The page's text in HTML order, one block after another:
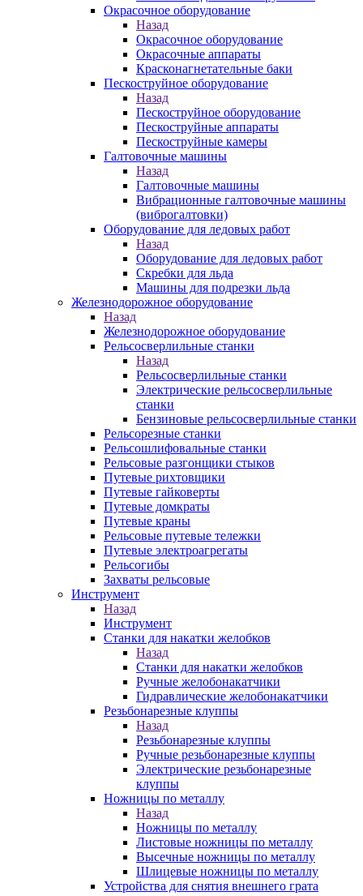
Окрасочное оборудование
Назад
Окрасочное оборудование
Окрасочные аппараты
Красконагнетательные баки
Пескоструйное оборудование
Назад
Пескоструйное оборудование
Пескоструйные аппараты
Пескоструйные камеры
Галтовочные машины
Назад
Галтовочные машины
Вибрационные галтовочные машины
(виброгалтовки)
Оборудование для ледовых работ
Назад
Оборудование для ледовых работ
Скребки для льда
Машины для подрезки льда
Железнодорожное оборудование
Назад
Железнодорожное оборудование
Рельсосверлильные станки
Назад
Рельсосверлильные станки
Электрические рельсосверлильные
станки
Бензиновые рельсосверлильные станки
Рельсорезные станки
Рельсошлифовальные станки
Рельсовые разгонщики стыков
Путевые рихтовщики
Путевые гайковерты
Путевые домкраты
Путевые краны
Рельсовые путевые тележки
Путевые электроагрегаты
Рельсогибы
Захваты рельсовые
Инструмент
Назад
Инструмент
Станки для накатки желобков
Назад
Станки для накатки желобков
Ручные желобонакатчики
Гидравлические желобонакатчики
Резьбонарезные клуппы
Назад
Резьбонарезные клуппы
Ручные резьбонарезные клуппы
Электрические резьбонарезные
клуппы
Ножницы по металлу
Назад
Ножницы по металлу
Листовые ножницы по металлу
Высечные ножницы по металлу
Шлицевые ножницы по металлу
Устройства для снятия внешнего грата